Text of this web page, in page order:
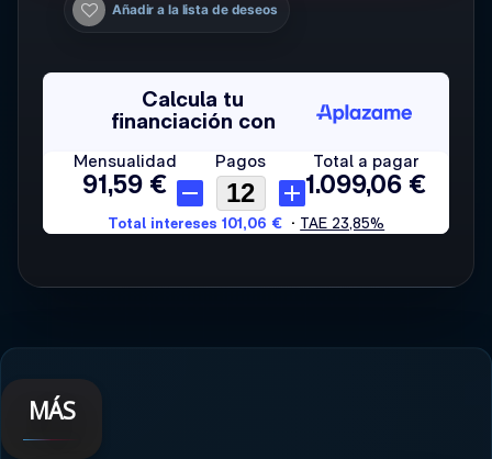
Añadir a la lista de deseos
MÁS